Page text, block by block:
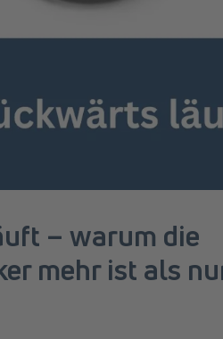
– warum die
mehr ist als